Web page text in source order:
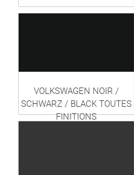
VOLKSWAGEN NOIR /
SCHWARZ / BLACK TOUTES
FINITIONS